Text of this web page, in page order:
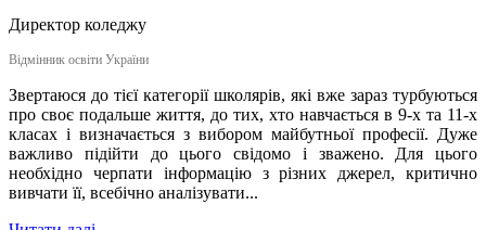
Директор коледжу
Відмінник освіти України
Звертаюся до тієї категорії школярів, які вже зараз турбуються
про своє подальше життя, до тих, хто навчається в 9-х та 11-х
класах і визначається з вибором майбутньої професії. Дуже
важливо підійти до цього свідомо і зважено. Для цього
необхідно черпати інформацію з різних джерел, критично
вивчати її, всебічно аналізувати...